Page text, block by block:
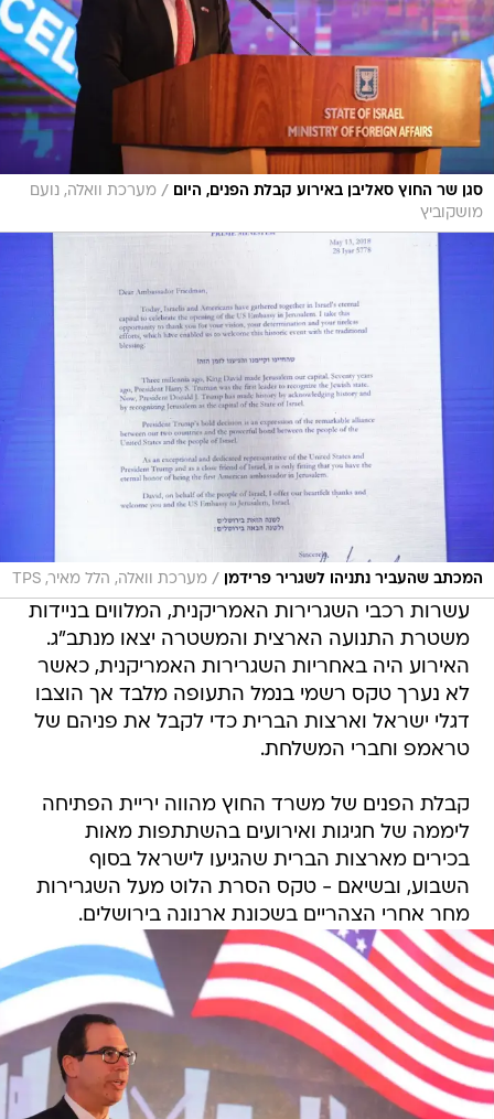
סגן שר החוץ סאליבן באירוע קבלת הפנים, היום / מערכת וואלה, נועם
מושקוביץ
המכתב שהעביר נתניהו לשגריר פרידמן / מערכת וואלה, הלל מאיר, TPS
עשרות רכבי השגרירות האמריקנית, המלווים בניידות
משטרת התנועה הארצית והמשטרה יצאו מנתב"ג.
האירוע היה באחריות השגרירות האמריקנית, כאשר
לא נערך טקס רשמי בנמל התעופה מלבד אך הוצבו
דגלי ישראל וארצות הברית כדי לקבל את פניהם של
טראמפ וחברי המשלחת.
קבלת הפנים של משרד החוץ מהווה יריית הפתיחה
ליממה של חגיגות ואירועים בהשתתפות מאות
בכירים מארצות הברית שהגיעו לישראל בסוף
השבוע, ובשיאם - טקס הסרת הלוט מעל השגרירות
מחר אחרי הצהריים בשכונת ארנונה בירושלים.